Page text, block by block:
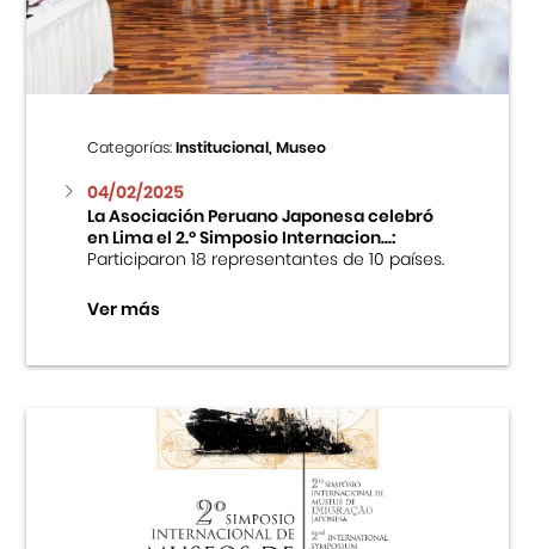
Categorías:Institucional, Museo
04/02/2025
La Asociación Peruano Japonesa celebró
en Lima el 2.º Simposio Internacion...:
Participaron 18 representantes de 10 países.
Ver más